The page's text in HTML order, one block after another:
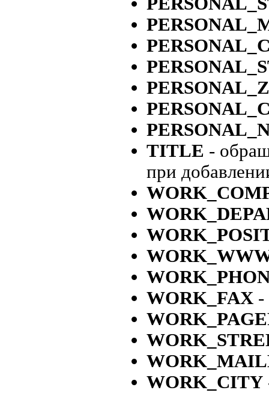
TITLE -
при
WORK_FAX -
WORK_CITY